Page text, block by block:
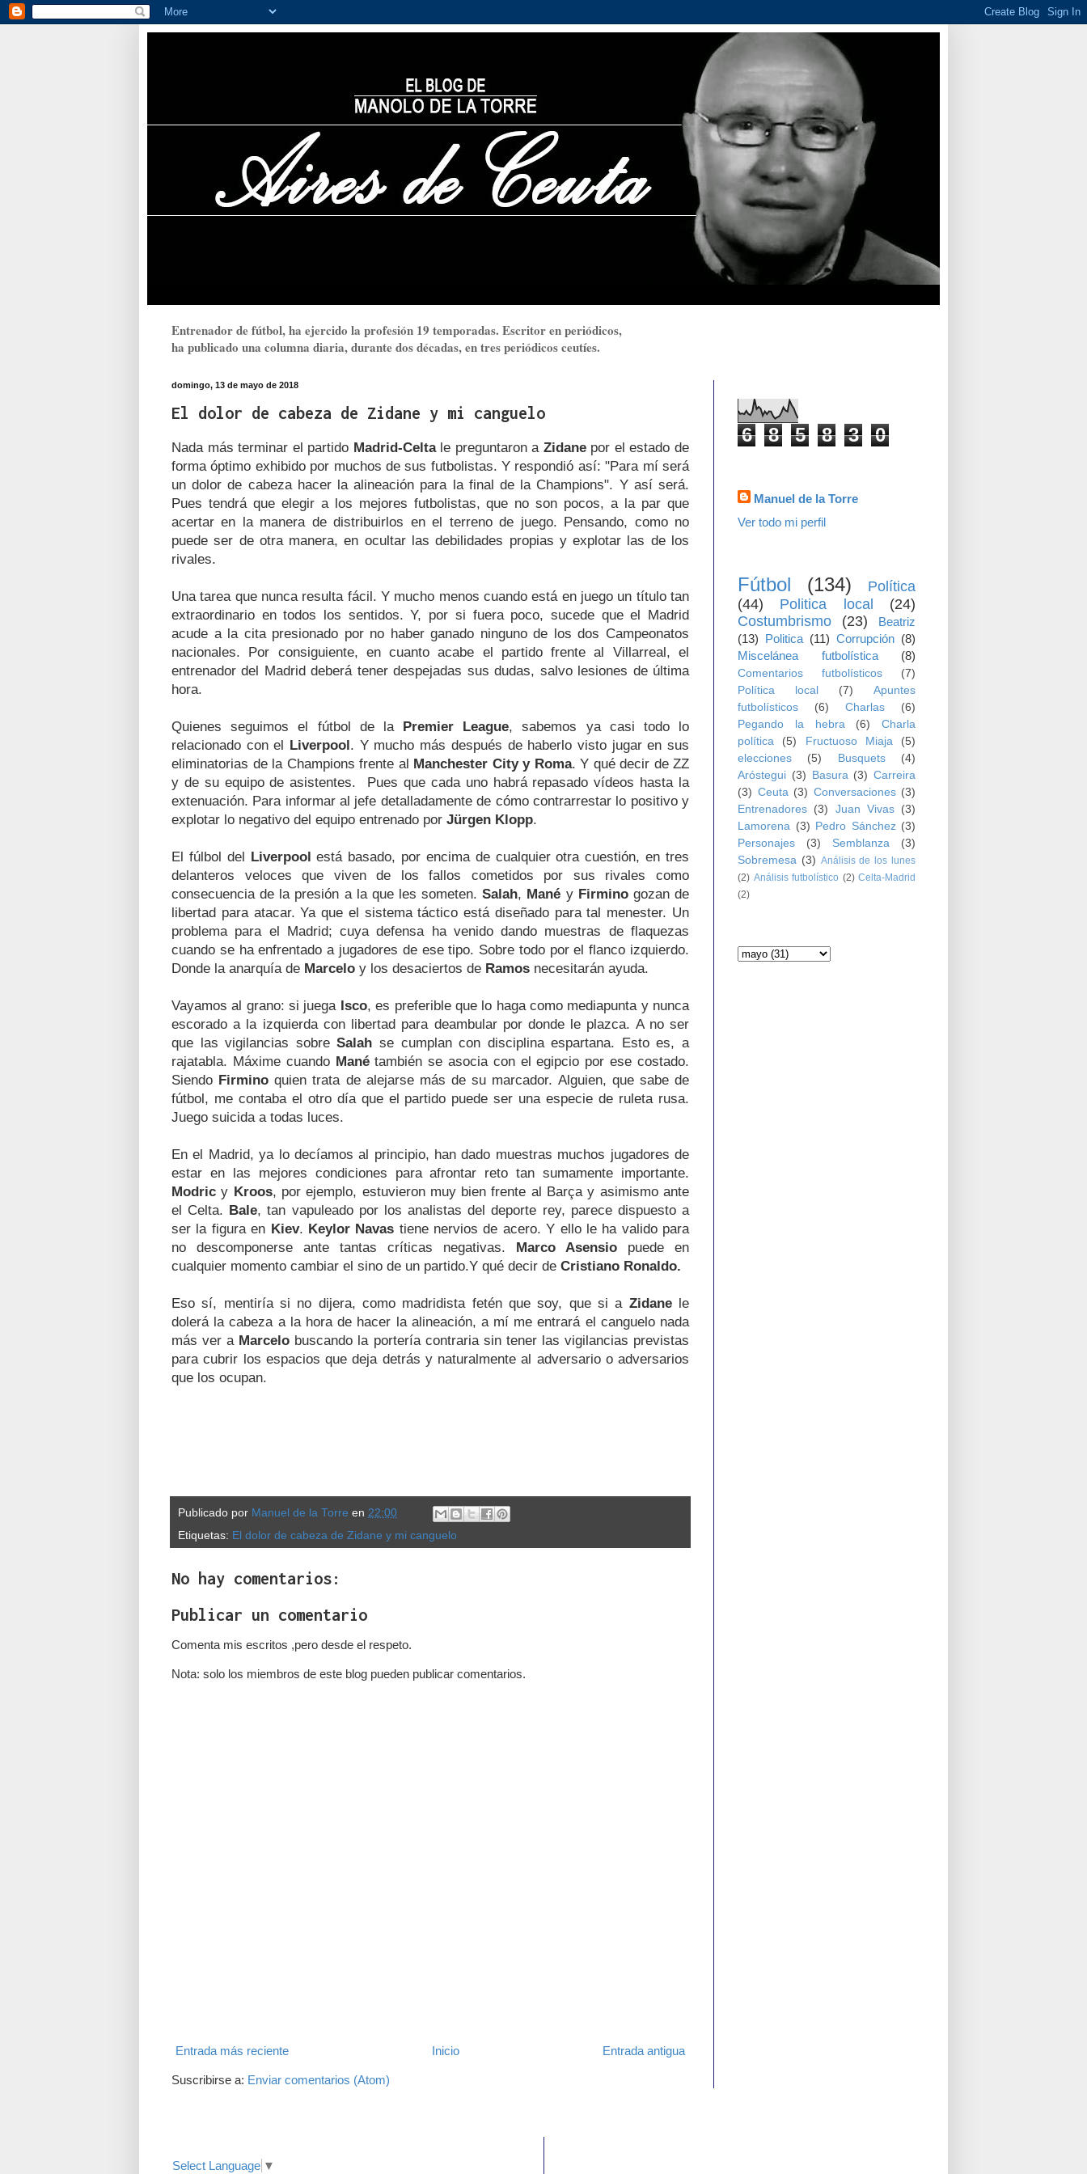
Entrenador de fútbol, ha ejercido la profesión 19 temporadas. Escritor en periódicos,
ha publicado una columna diaria, durante dos décadas, en tres periódicos ceutíes.
domingo, 13 de mayo de 2018
El dolor de cabeza de Zidane y mi canguelo
Nada más terminar el partido Madrid-Celta le preguntaron a Zidane por el estado de
forma óptimo exhibido por muchos de sus futbolistas. Y respondió así: "Para mí será
un dolor de cabeza hacer la alineación para la final de la Champions". Y así será.
Pues tendrá que elegir a los mejores futbolistas, que no son pocos, a la par que
acertar en la manera de distribuirlos en el terreno de juego. Pensando, como no
puede ser de otra manera, en ocultar las debilidades propias y explotar las de los
rivales.
Una tarea que nunca resulta fácil. Y mucho menos cuando está en juego un título tan
extraordinario en todos los sentidos. Y, por si fuera poco, sucede que el Madrid
acude a la cita presionado por no haber ganado ninguno de los dos Campeonatos
nacionales. Por consiguiente, en cuanto acabe el partido frente al Villarreal, el
entrenador del Madrid deberá tener despejadas sus dudas, salvo lesiones de última
hora.
Quienes seguimos el fútbol de la Premier League, sabemos ya casi todo lo
relacionado con el Liverpool. Y mucho más después de haberlo visto jugar en sus
eliminatorias de la Champions frente al Manchester City y Roma. Y qué decir de ZZ
y de su equipo de asistentes. Pues que cada uno habrá repasado vídeos hasta la
extenuación. Para informar al jefe detalladamente de cómo contrarrestar lo positivo y
explotar lo negativo del equipo entrenado por Jürgen Klopp.
El fúlbol del Liverpool está basado, por encima de cualquier otra cuestión, en tres
delanteros veloces que viven de los fallos cometidos por sus rivales como
consecuencia de la presión a la que les someten.Salah, Mané y Firminogozan de
libertad para atacar. Ya que el sistema táctico está diseñado para tal menester. Un
problema para el Madrid; cuya defensa ha venido dando muestras de flaquezas
cuando se ha enfrentado a jugadores de ese tipo. Sobre todo por el flanco izquierdo.
Donde la anarquía de Marcelo y los desaciertos de Ramos necesitarán ayuda.
Vayamos al grano: si juega Isco, es preferible que lo haga como mediapunta y nunca
escorado a la izquierda con libertad para deambular por donde le plazca. A no ser
que las vigilancias sobreSalah se cumplan con disciplina espartana. Esto es, a
rajatabla. Máxime cuando Manétambién se asocia con el egipcio por ese costado.
Siendo Firmino quien trata de alejarse más de su marcador. Alguien, que sabe de
fútbol, me contaba el otro día que el partido puede ser una especie de ruleta rusa.
Juego suicida a todas luces.
En el Madrid, ya lo decíamos al principio, han dado muestras muchos jugadores de
estar en las mejores condiciones para afrontar reto tan sumamente importante.
Modric y Kroos, por ejemplo, estuvieron muy bien frente al Barça y asimismo ante
el Celta. Bale, tan vapuleado por los analistas del deporte rey, parece dispuesto a
ser la figura en Kiev. Keylor Navas tiene nervios de acero. Y ello le ha valido para
no descomponerse ante tantas críticas negativas. Marco Asensio puede en
cualquier momento cambiar el sino de un partido.Y qué decir de Cristiano Ronaldo.
Eso sí, mentiría si no dijera, como madridista fetén que soy, que si a Zidanele
dolerá la cabeza a la hora de hacer la alineación, a mí me entrará el canguelo nada
más ver a Marcelo buscando la portería contraria sin tener las vigilancias previstas
para cubrir los espacios que deja detrás y naturalmente al adversario o adversarios
que los ocupan.
Publicado por Manuel de la Torre en 22:00
Etiquetas: El dolor de cabeza de Zidane y mi canguelo
No hay comentarios:
Publicar un comentario
Comenta mis escritos ,pero desde el respeto.
Nota: solo los miembros de este blog pueden publicar comentarios.
Entrada más reciente Entrada antigua
Inicio
Suscribirse a: Enviar comentarios (Atom)
6 8 5 8 3 0
Manuel de la Torre
Ver todo mi perfil
Fútbol (134)
Política
(44)
Politica local
(24)
Costumbrismo
(23)
Beatriz
(13) Politica (11) Corrupción (8)
Miscelánea futbolística
(8)
Comentarios futbolísticos
(7)
Política local
(7)
Apuntes
futbolísticos
(6) Charlas
(6)
Pegando la hebra
(6)
Charla
política
(5) Fructuoso Miaja
(5)
elecciones
(5) Busquets
(4)
Aróstegui (3) Basura (3) Carreira
(3) Ceuta (3) Conversaciones (3)
Entrenadores (3) Juan Vivas
(3)
Lamorena (3) Pedro Sánchez (3)
Personajes
(3) Semblanza
(3)
Sobremesa (3) Análisis de los lunes
(2) Análisis futbolístico (2) Celta-Madrid
(2)
Select Language ▼